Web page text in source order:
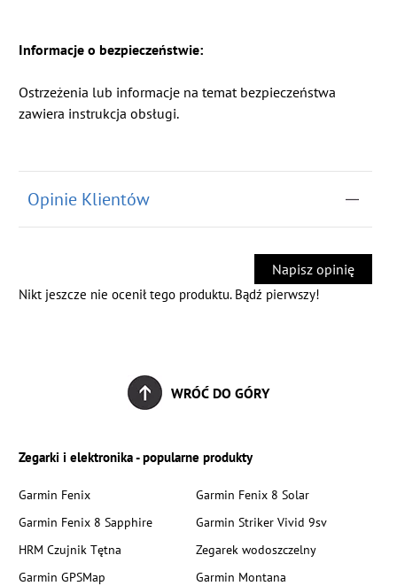
Informacje o bezpieczeństwie:
Ostrzeżenia lub informacje na temat bezpieczeństwa
zawiera instrukcja obsługi.
Opinie Klientów
Napisz opinię
Nikt jeszcze nie ocenił tego produktu. Bądź pierwszy!
WRÓĆ DO GÓRY
Zegarki i elektronika - popularne produkty
Garmin Fenix
Garmin Fenix 8 Solar
Garmin Fenix 8 Sapphire
Garmin Striker Vivid 9sv
HRM Czujnik Tętna
Zegarek wodoszczelny
Garmin GPSMap
Garmin Montana